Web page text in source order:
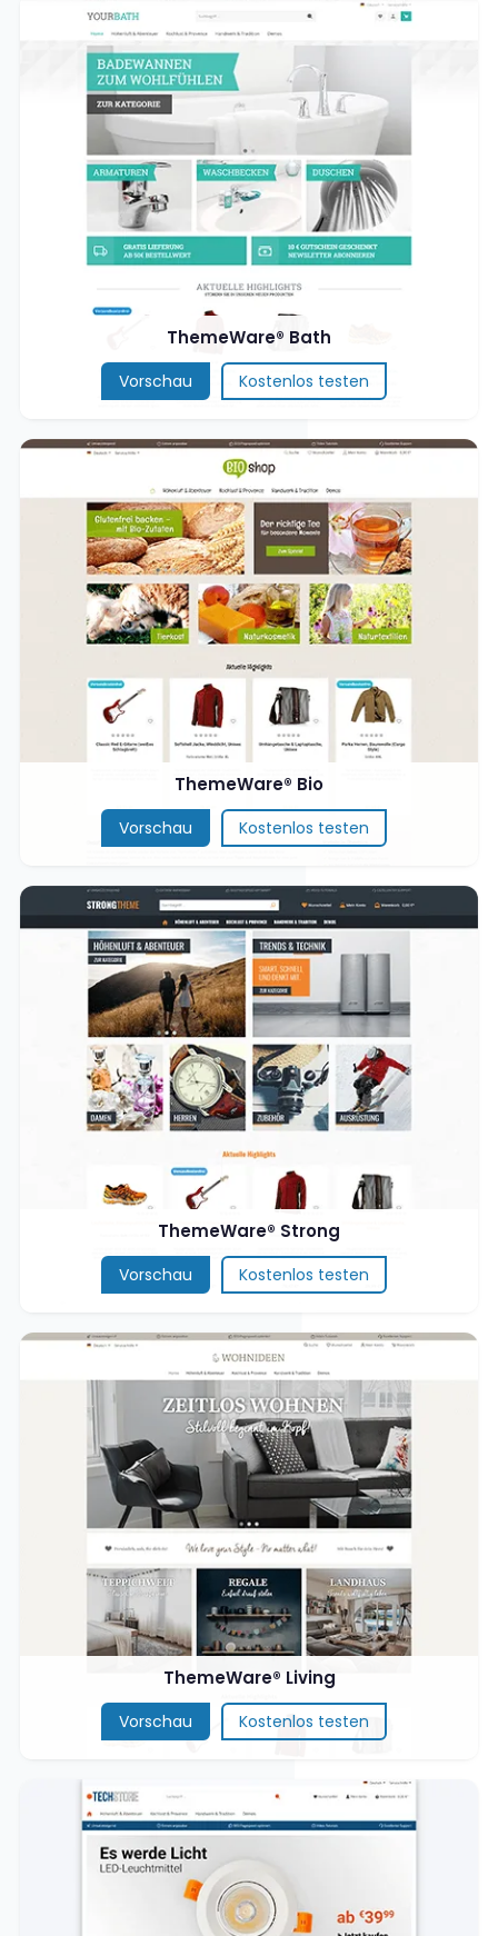
ThemeWare® Bath
Vorschau Kostenlos testen
ThemeWare® Bio
Vorschau Kostenlos testen
ThemeWare® Strong
Vorschau Kostenlos testen
ThemeWare® Living
Vorschau Kostenlos testen